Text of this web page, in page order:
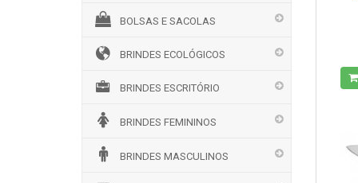
BOLSAS E SACOLAS
BRINDES ECOLÓGICOS
BRINDES ESCRITÓRIO
BRINDES FEMININOS
BRINDES MASCULINOS